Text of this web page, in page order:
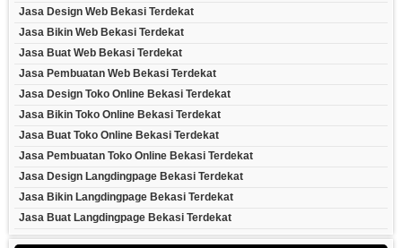
Jasa Design Web Bekasi Terdekat
Jasa Bikin Web Bekasi Terdekat
Jasa Buat Web Bekasi Terdekat
Jasa Pembuatan Web Bekasi Terdekat
Jasa Design Toko Online Bekasi Terdekat
Jasa Bikin Toko Online Bekasi Terdekat
Jasa Buat Toko Online Bekasi Terdekat
Jasa Pembuatan Toko Online Bekasi Terdekat
Jasa Design Langdingpage Bekasi Terdekat
Jasa Bikin Langdingpage Bekasi Terdekat
Jasa Buat Langdingpage Bekasi Terdekat